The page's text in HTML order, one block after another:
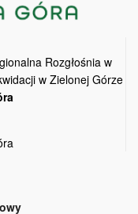
Rozgłośnia w
w Zielonej Górze